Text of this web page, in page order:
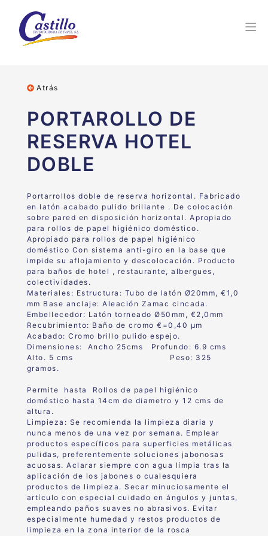
Atrás
PORTAROLLO DE
RESERVA HOTEL
DOBLE
Portarrollos doble de reserva horizontal. Fabricado
en latón acabado pulido brillante . De colocación
sobre pared en disposición horizontal. Apropiado
para rollos de papel higiénico doméstico.
Apropiado para rollos de papel higiénico
doméstico Con sistema anti-giro en la base que
impide su aflojamiento y descolocación. Producto
para baños de hotel , restaurante, albergues,
colectividades.
Materiales: Estructura: Tubo de latón Ø20mm, €1,0
mm Base anclaje: Aleación Zamac cincada.
Embellecedor: Latón torneado Ø50mm, €2,0mm
Recubrimiento: Baño de cromo €=0,40 μm
Acabado: Cromo brillo pulido espejo.
Dimensiones: Ancho 25cms Profundo: 6.9 cms
Alto. 5 cms Peso: 325
gramos.
Permite hasta Rollos de papel higiénico
doméstico hasta 14cm de diametro y 12 cms de
altura.
Limpieza: Se recomienda la limpieza diaria y
nunca menos de una vez por semana. Emplear
productos específicos para superficies metálicas
pulidas, preferentemente soluciones jabonosas
acuosas. Aclarar siempre con agua límpia tras la
aplicación de los jabones o cualesquiera
productos de limpieza. Secar minuciosamente el
artículo con especial cuidado en ángulos y juntas,
empleando paños suaves no abrasivos. Evitar
especialmente humedad y restos productos de
limpieza en la zona interior de la rosca